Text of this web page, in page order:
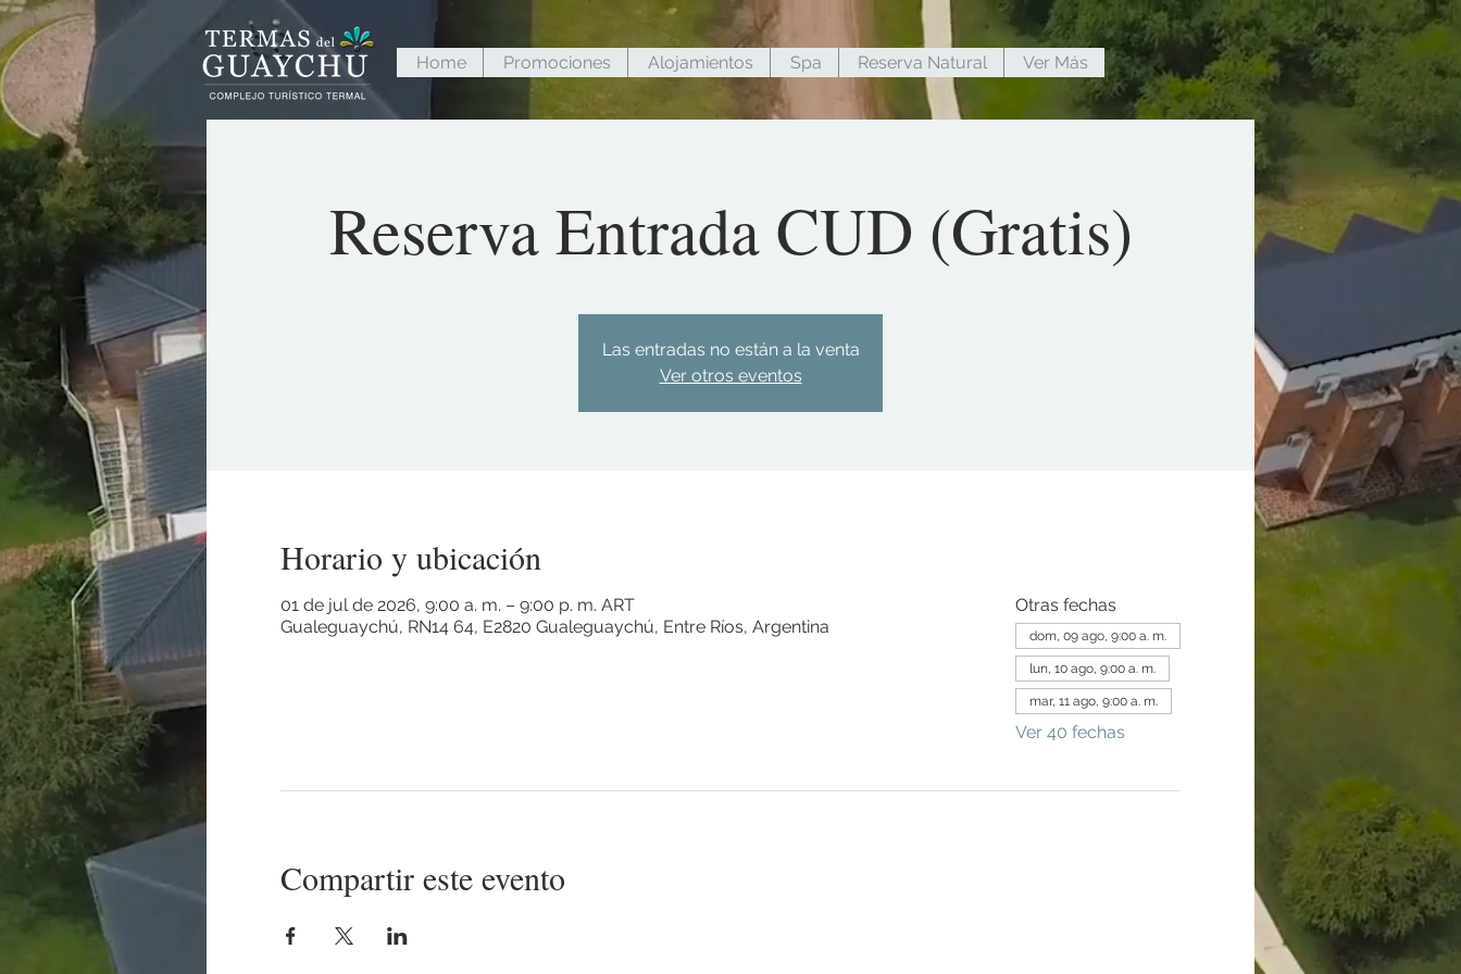
Home Promociones Alojamientos Spa Reserva Natural Ver Más
Reserva Entrada CUD (Gratis)
Las entradas no están a la venta
Ver otros eventos
Horario y ubicación
01 de jul de 2026, 9:00 a. m. – 9:00 p. m. ART
Gualeguaychú, RN14 64, E2820 Gualeguaychú, Entre Ríos, Argentina
Otras fechas
dom, 09 ago, 9:00 a. m.
lun, 10 ago, 9:00 a. m.
mar, 11 ago, 9:00 a. m.
Ver 40 fechas
Compartir este evento